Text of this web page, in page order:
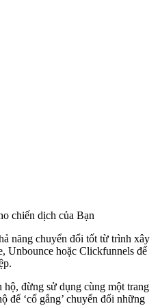
chiến dịch của Bạn
năng chuyển đổi tốt từ trình xây
Unbounce hoặc Clickfunnels để
hộ, đừng sử dụng cùng một trang
để ‘cố gắng’ chuyển đổi những